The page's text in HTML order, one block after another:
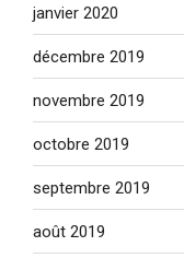
janvier 2020
décembre 2019
novembre 2019
octobre 2019
septembre 2019
août 2019